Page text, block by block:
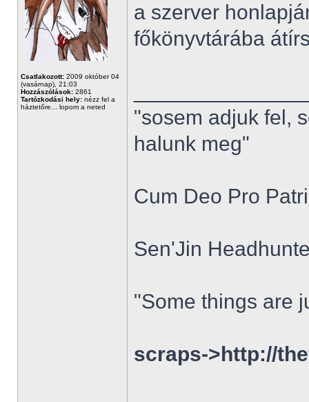
Csatlakozott: 2009 október 04
(vasárnap), 21:03
Hozzászólások: 2861
Tartózkodási hely: nézz fel a
háztetőre... lopom a neted
a szerver
főkönyvtárába
"sosem adjuk fel,
halunk meg"
Cum Deo Pro
Sen'Jin
"Some things are
scraps->http://